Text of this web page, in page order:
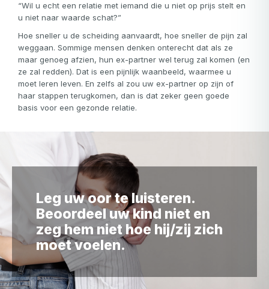
“Wil u echt een relatie met iemand die u niet op prijs stelt en
u niet naar waarde schat?”
Hoe sneller u de scheiding aanvaardt, hoe sneller de pijn zal
weggaan. Sommige mensen denken onterecht dat als ze
maar genoeg afzien, hun ex-partner wel terug zal komen (en
ze zal redden). Dat is een pijnlijk waanbeeld, waarmee u
moet leren leven. En zelfs al zou uw ex-partner op zijn of
haar stappen terugkomen, dan is dat zeker geen goede
basis voor een gezonde relatie.
Leg uw oor te luisteren.
Beoordeel uw kind niet en
zeg hem niet hoe hij/zij zich
moet voelen.
Uw email
Wachtwoord
Uw email
Wachtwoord